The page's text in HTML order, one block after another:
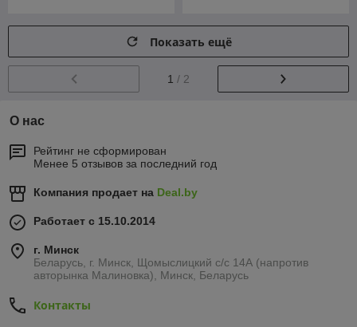
Показать ещё
1 / 2
О нас
Рейтинг не сформирован
Менее 5 отзывов за последний год
Компания продает на Deal.by
Работает с 15.10.2014
г. Минск
Беларусь, г. Минск, Щомыслицкий с/с 14А (напротив
авторынка Малиновка), Минск, Беларусь
Контакты